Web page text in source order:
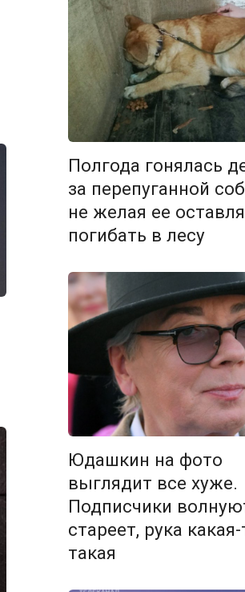
Полгода гонялась
за перепуганной
не желая ее
погибать в лесу
Юдашкин на фото
выглядит все хуже.
Подписчики
стареет, рука
такая